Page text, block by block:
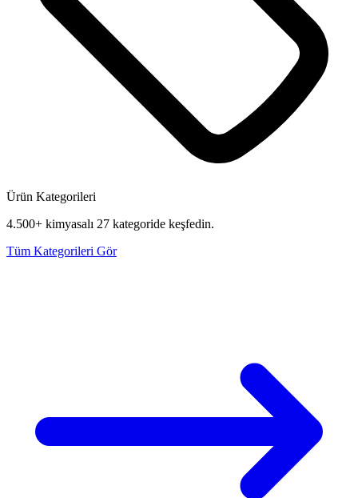
Ürün Kategorileri
4.500+ kimyasalı 27 kategoride keşfedin.
Tüm Kategorileri Gör